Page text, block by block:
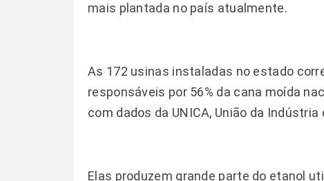
mais plantada no país atualmente.
As 172 usinas instaladas no estado
responsáveis por 56% da cana moída
com dados da UNICA, União da Indústria
Elas produzem grande parte do etanol